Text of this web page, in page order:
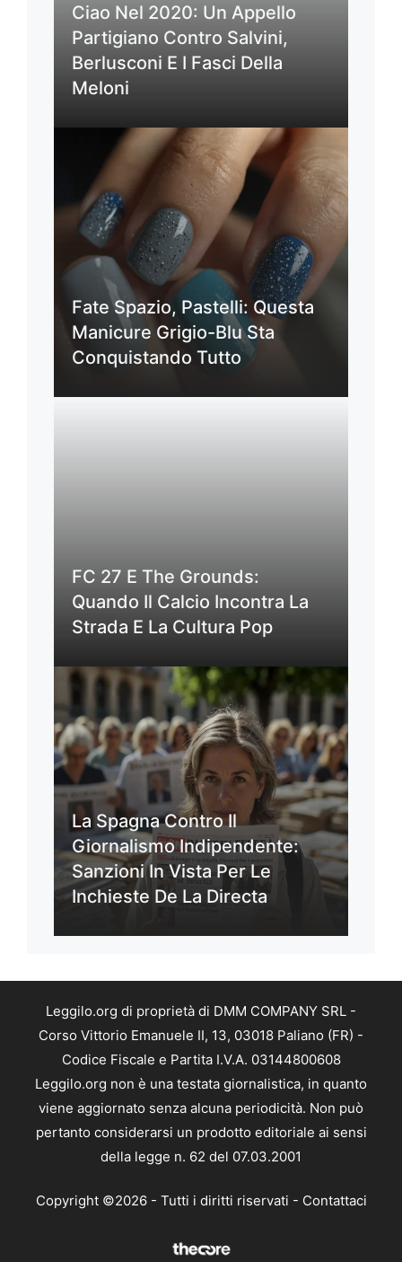
Ciao Nel 2020: Un Appello
Partigiano Contro Salvini,
Berlusconi E I Fasci Della
Meloni
Fate Spazio, Pastelli: Questa
Manicure Grigio-Blu Sta
Conquistando Tutto
FC 27 E The Grounds:
Quando Il Calcio Incontra La
Strada E La Cultura Pop
La Spagna Contro Il
Giornalismo Indipendente:
Sanzioni In Vista Per Le
Inchieste De La Directa
Leggilo.org di proprietà di DMM COMPANY SRL -
Corso Vittorio Emanuele II, 13, 03018 Paliano (FR) -
Codice Fiscale e Partita I.V.A. 03144800608
Leggilo.org non è una testata giornalistica, in quanto
viene aggiornato senza alcuna periodicità. Non può
pertanto considerarsi un prodotto editoriale ai sensi
della legge n. 62 del 07.03.2001
Copyright ©2026 - Tutti i diritti riservati - Contattaci